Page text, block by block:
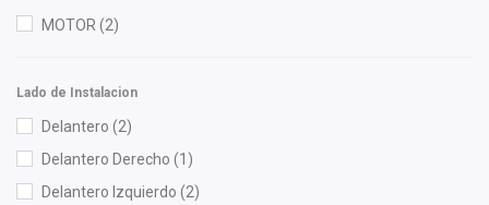
Yokomitsu
MOTOR (2)
Lado de Instalacion
Delantero (2)
Delantero Derecho (1)
Delantero Izquierdo (2)